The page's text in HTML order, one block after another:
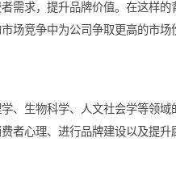
个开放的市场，竞争者众多
解消费者需求，提升品牌价
激烈的市场竞争中为公司争